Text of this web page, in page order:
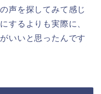
声を探してみて感じ
するよりも実際に、
いいと思ったんです